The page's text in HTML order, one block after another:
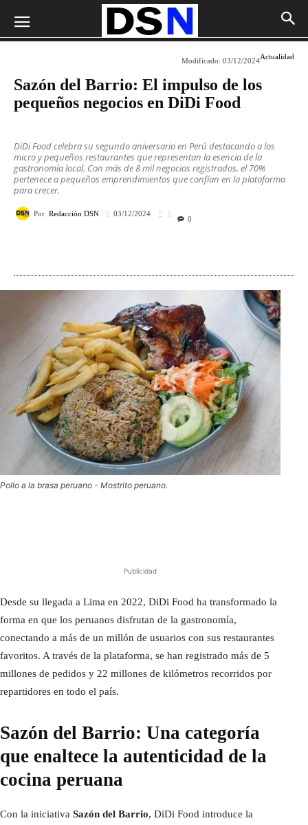
Actualidad
Modificado: 03/12/2024
Sazón del Barrio: El impulso de los
pequeños negocios en DiDi Food
DiDi Food celebra su segundo aniversario en Perú destacando a los
micro y pequeños restaurantes que representan la esencia de la
gastronomía local. Con más de 8 mil negocios registrados, el 70%
pertenece a pequeños emprendimientos que confían en la plataforma
para crecer.
Por Redacción DSN 03/12/2024
0
Pollo a la brasa peruano - Mostrito peruano.
Publicidad
Desde su llegada a Lima en 2022, DiDi Food ha transformado la
forma en que los peruanos disfrutan de la gastronomía,
conectando a más de un millón de usuarios con sus restaurantes
favoritos. A través de la plataforma, se han registrado más de 5
millones de pedidos y 22 millones de kilómetros recorridos por
repartidores en todo el país.
Sazón del Barrio: Una categoría
que enaltece la autenticidad de la
cocina peruana
Con la iniciativa Sazón del Barrio, DiDi Food introduce la